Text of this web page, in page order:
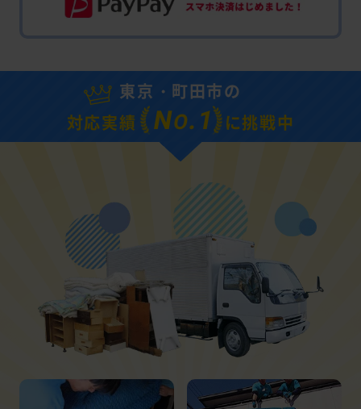
東京・町田市の
対応実績
NO.1 に挑戦中